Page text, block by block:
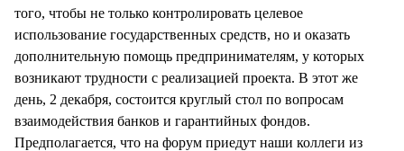
того, чтобы не только контролировать целевое
использование государственных средств, но и оказать
дополнительную помощь предпринимателям, у которых
возникают трудности с реализацией проекта. В этот же
день, 2 декабря, состоится круглый стол по вопросам
взаимодействия банков и гарантийных фондов.
Предполагается, что на форум приедут наши коллеги из